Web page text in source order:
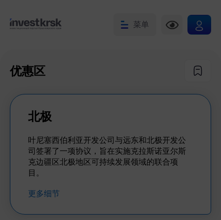
菜单
优惠区
北极
叶尼塞西伯利亚开发公司与远东和北极开发公
司签署了一项协议，旨在实施克拉斯诺亚尔斯
克边疆区北极地区可持续发展领域的联合项
目。
更多细节